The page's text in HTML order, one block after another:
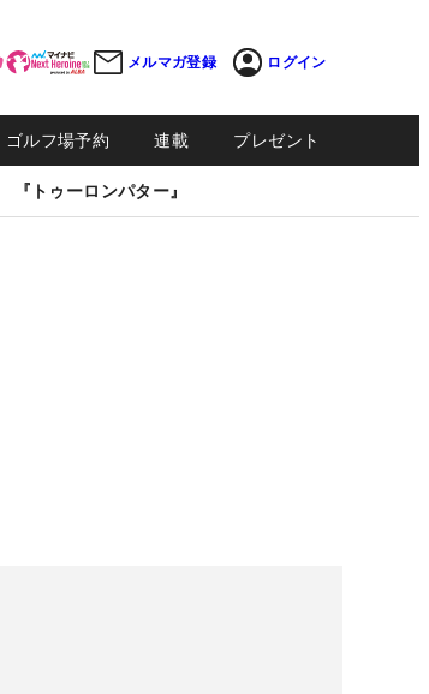
メルマガ登録 ログイン
ゴルフ場予約 連載 プレゼント
トゥーロンパター』